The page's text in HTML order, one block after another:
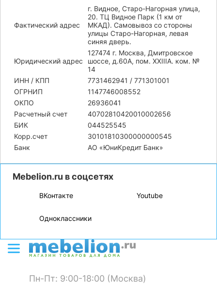
Фактический адрес
г. Видное, Старо-Нагорная улица,
20. ТЦ Видное Парк (1 км от
МКАД). Самовывоз со стороны
улицы Старо-Нагорная, левая
синяя дверь.
Юридический адрес
127474 г. Москва, Дмитровское
шоссе, д.60А, пом. XXIIIA. ком. №
14
ИНН / КПП
7731462941 / 771301001
ОГРНИП
1147746008552
ОКПО
26936041
Расчетный счет
40702810420010002656
БИК
044525545
Корр.счет
30101810300000000545
Банк
АО «ЮниКредит Банк»
Mebelion.ru в соцсетях
ВКонтакте Youtube
Одноклассники
Пн-Пт: 9:00-18:00 (Москва)